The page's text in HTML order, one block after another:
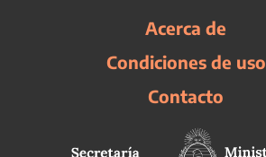
Acerca de
Condiciones de uso
Contacto